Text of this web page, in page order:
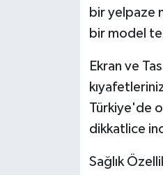
bir yelpaze
bir model
Ekran ve
Türkiye'de
dikkatlice
Sağlık